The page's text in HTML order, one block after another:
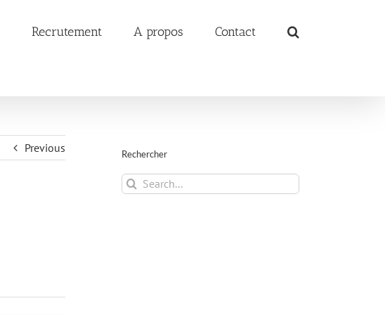
Recrutement A propos Contact
Previous Rechercher
Search
for: